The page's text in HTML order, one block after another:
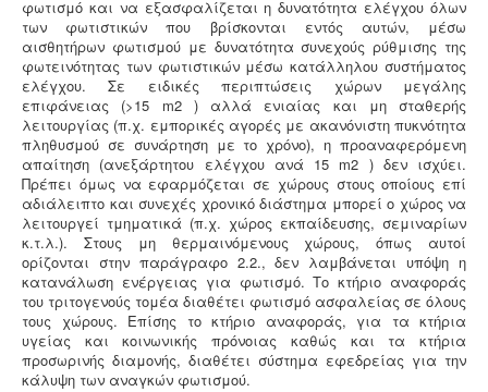
φωτισμό και να εξασφαλίζεται η δυνατότητα ελέγχου όλων
των φωτιστικών που βρίσκονται εντός αυτών, μέσω
αισθητήρων φωτισμού με δυνατότητα συνεχούς ρύθμισης της
φωτεινότητας των φωτιστικών μέσω κατάλληλου συστήματος
ελέγχου. Σε ειδικές περιπτώσεις χώρων μεγάλης
επιφάνειας (>15 m2 ) αλλά ενιαίας και μη σταθερής
λειτουργίας (π.χ. εμπορικές αγορές με ακανόνιστη πυκνότητα
πληθυσμού σε συνάρτηση με το χρόνο), η προαναφερόμενη
απαίτηση (ανεξάρτητου ελέγχου ανά 15 m2 ) δεν ισχύει.
Πρέπει όμως να εφαρμόζεται σε χώρους στους οποίους επί
αδιάλειπτο και συνεχές χρονικό διάστημα μπορεί ο χώρος να
λειτουργεί τμηματικά (π.χ. χώρος εκπαίδευσης, σεμιναρίων
κ.τ.λ.). Στους μη θερμαινόμενους χώρους, όπως αυτοί
ορίζονται στην παράγραφο 2.2., δεν λαμβάνεται υπόψη η
κατανάλωση ενέργειας για φωτισμό. Το κτήριο αναφοράς
του τριτογενούς τομέα διαθέτει φωτισμό ασφαλείας σε όλους
τους χώρους. Επίσης το κτήριο αναφοράς, για τα κτήρια
υγείας και κοινωνικής πρόνοιας καθώς και τα κτήρια
προσωρινής διαμονής, διαθέτει σύστημα εφεδρείας για την
κάλυψη των αναγκών φωτισμού.